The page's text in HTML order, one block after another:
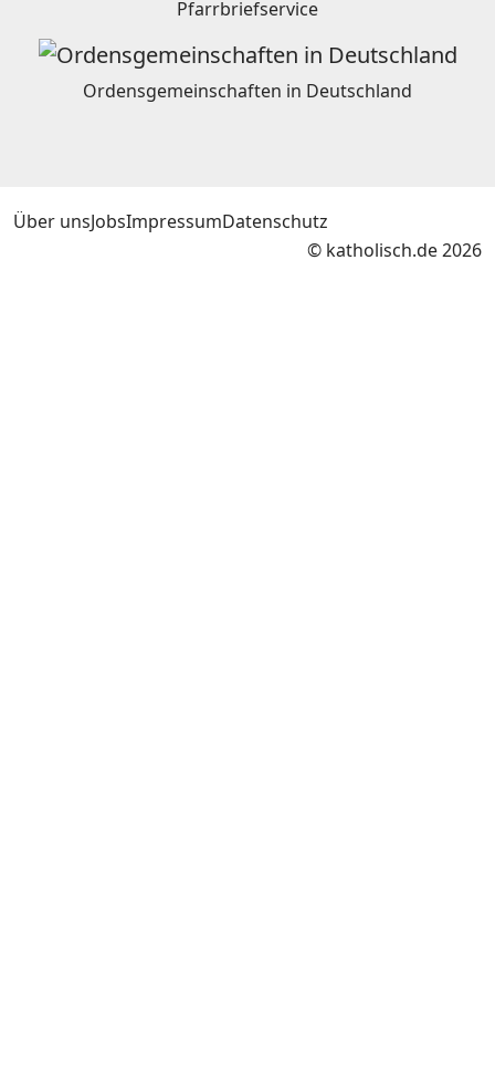
Pfarrbriefservice
Ordensgemeinschaften in Deutschland
Über unsJobsImpressumDatenschutz
© katholisch.de 2026